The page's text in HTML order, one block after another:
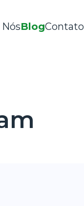
BlogContato